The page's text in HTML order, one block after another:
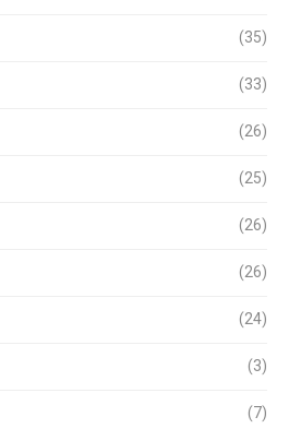
(35)
(33)
(26)
(25)
(26)
(26)
(24)
(3)
(7)